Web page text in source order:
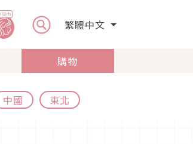
繁體中文
購物
中國 東北